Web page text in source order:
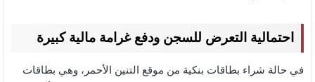
احتمالية التعرض للسجن ودفع غرامة مالية كبيرة
في حالة شراء بطاقات بنكية من موقع التنين الأحمر، وهي بطاقات